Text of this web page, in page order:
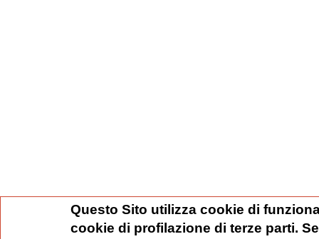
Questo Sito utilizza cookie di
cookie di profilazione di terze parti.